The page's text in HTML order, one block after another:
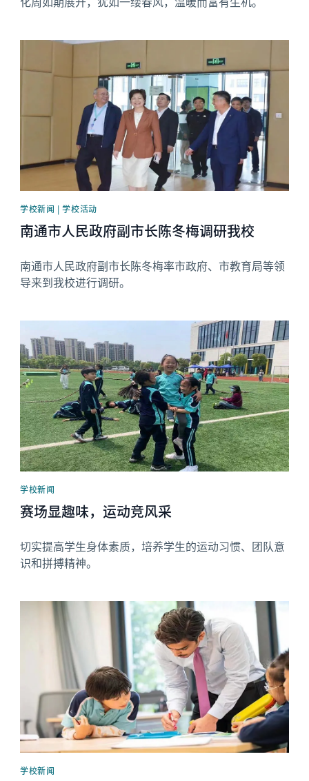
News image
学校新闻 | 学校活动
南通市人民政府副市长陈冬梅调研我校
南通市人民政府副市长陈冬梅率市政府、市教育局等领
导来到我校进行调研。
学校新闻
赛场显趣味，运动竞风采
切实提高学生身体素质，培养学生的运动习惯、团队意
识和拼搏精神。
News image
学校新闻